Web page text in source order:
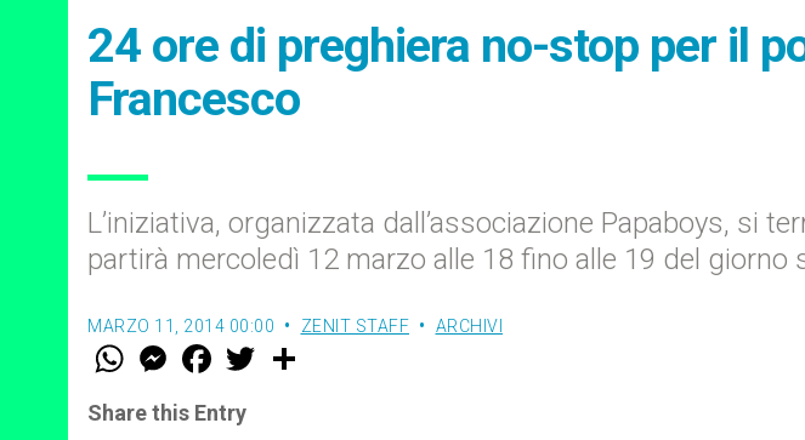
24 ore di preghiera no-stop per il
Francesco
L’iniziativa, organizzata dall’associazione Papaboys, si
partirà mercoledì 12 marzo alle 18 fino alle 19 del giorno
MARZO 11, 2014 00:00 ZENIT STAFF ARCHIVI
W
t
s
M
e
s
e
F
a
e
b
w
Share this Entry